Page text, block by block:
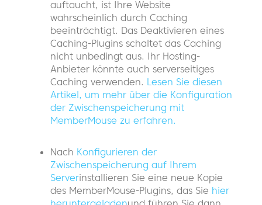
auftaucht, ist Ihre Website
wahrscheinlich durch Caching
beeinträchtigt. Das Deaktivieren eines
Caching-Plugins schaltet das Caching
nicht unbedingt aus. Ihr Hosting-
Anbieter könnte auch serverseitiges
Caching verwenden. Lesen Sie diesen
Artikel, um mehr über die Konfiguration
der Zwischenspeicherung mit
MemberMouse zu erfahren.
Nach Konfigurieren der
Zwischenspeicherung auf Ihrem
Serverinstallieren Sie eine neue Kopie
des MemberMouse-Plugins, das Sie hier